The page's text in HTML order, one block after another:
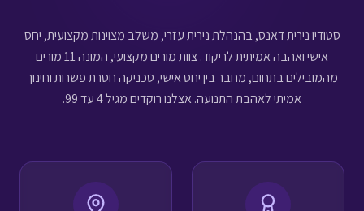
סטודיו נירית דאנס, בהנהלת נירית עזרי, משלב מצוינות מקצועית, יחס
אישי ואהבה אמיתית לריקוד. צוות מורים מקצועי, המונה 11 מורים
מהמובילים בתחום, מחבר בין יחס אישי, טכניקה חסרת פשרות וחינוך
אמיתי לאהבת התנועה. אצלנו רוקדים מגיל 4 עד 99.